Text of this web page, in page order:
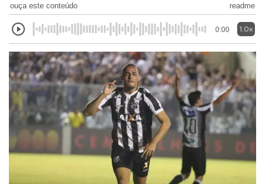
ouça este conteúdo readme
0:00 1.0x